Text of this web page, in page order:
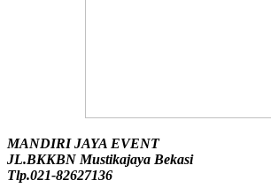
MANDIRI JAYA EVENT
JL.BKKBN Mustikajaya Bekasi
Tlp.021-82627136